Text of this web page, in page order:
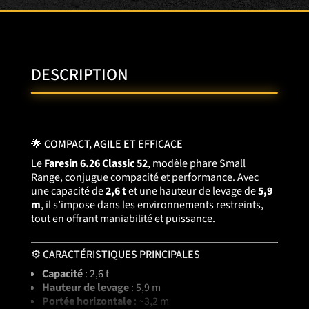
DESCRIPTION
🌟 COMPACT, AGILE ET EFFICACE
LeFaresin 6.26 Classic 52, modèle phare Small
Range, conjugue compacité et performance. Avec
une capacité de2,6 tet une hauteur de levage de5,9
m, il s’impose dans les environnements restreints,
tout en offrant maniabilité et puissance.
⚙️ CARACTÉRISTIQUES PRINCIPALES
Capacité: 2,6 t
Hauteur de levage: 5,9 m
Portée horizontale: ~3,2 m